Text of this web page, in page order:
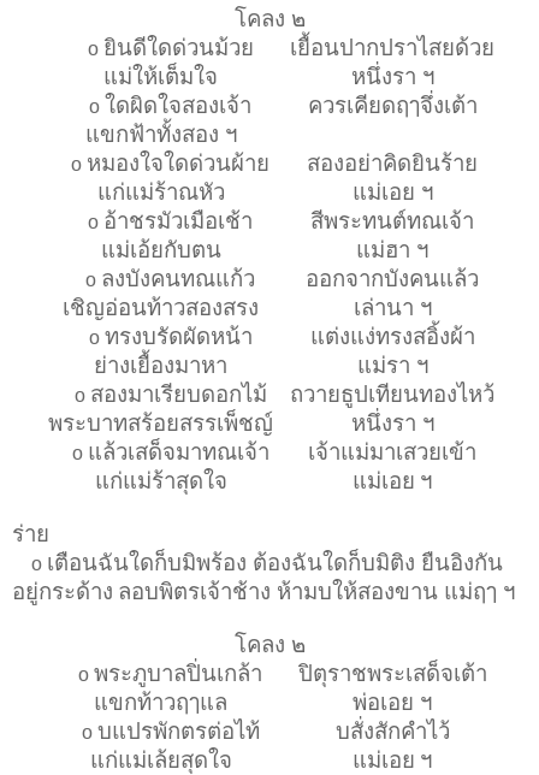
โคลง ๒
o ยินดีใดด่วนม้วย
เยื้อนปากปราไสยด้วย
แม่ให้เต็มใจ
หนึ่งรา ฯ
o ใดผิดใจสองเจ้า
ควรเคียดฤๅจึ่งเต้า
แขกฟ้าทั้งสอง ฯ
o หมองใจใดด่วนผ้าย
สองอย่าคิดยินร้าย
แก่แม่ร้าณหัว
แม่เอย ฯ
o อ้าชรมัวเมือเช้า
สีพระทนต์ทณเจ้า
แม่เอ้ยกับตน
แม่ฮา ฯ
o ลงบังคนทณแก้ว
ออกจากบังคนแล้ว
เชิญอ่อนท้าวสองสรง
เล่านา ฯ
o ทรงบรัดผัดหน้า
แต่งแง่ทรงสอิ้งผ้า
ย่างเยื้องมาหา
แม่รา ฯ
o สองมาเรียบดอกไม้
ถวายธูปเทียนทองไหว้
พระบาทสร้อยสรรเพ็ชญ์
หนึ่งรา ฯ
o แล้วเสด็จมาทณเจ้า
เจ้าแม่มาเสวยเข้า
แก่แม่ร้าสุดใจ
แม่เอย ฯ
ร่าย
o เตือนฉันใดก็บมิพร้อง ต้องฉันใดก็บมิติง ยืนอิงกัน
อยู่กระด้าง ลอบพิตรเจ้าช้าง ห้ามบให้สองขาน แม่ฤๅ ฯ
โคลง ๒
o พระภูบาลปิ่นเกล้า
ปิตุราชพระเสด็จเต้า
แขกท้าวฤๅแล
พ่อเอย ฯ
o บแปรพักตรต่อไท้
บสั่งสักคำไว้
แก่แม่เล้ยสุดใจ
แม่เอย ฯ